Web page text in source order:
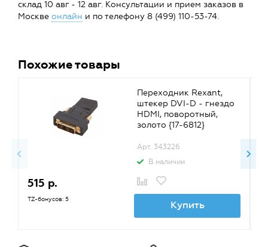
склад 10 авг - 12 авг. Консультации и прием заказов в
Москве онлайн и по телефону 8 (499) 110-53-74.
Похожие товары
Переходник Rexant,
штекер DVI-D - гнездо
HDMI, поворотный,
золото {17-6812}
Арт. 343226
В наличии
515 р.
TZ-бонусов: 5 Купить